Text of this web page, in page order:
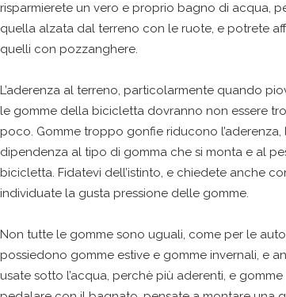
risparmierete un vero e proprio bagno di acqua,
quella alzata dal terreno con le ruote, e potrete
quelli con pozzanghere.
L’aderenza al terreno, particolarmente quando
le gomme della bicicletta dovranno non essere
poco. Gomme troppo gonfie riducono
dipendenza al tipo di gomma che si monta e al
bicicletta. Fidatevi dell’istinto, e chiedete anche
individuate la gusta pressione delle gomme.
Non tutte le gomme sono uguali, come per le
possiedono gomme estive e gomme invernali, e
usate sotto l’acqua, perchè più aderenti, e